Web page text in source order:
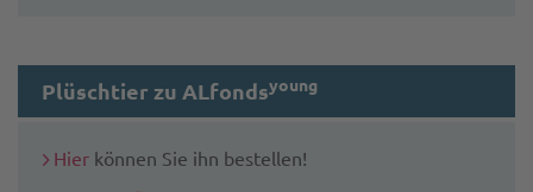
Plüschtier zu ALfondsyoung
Hier können Sie ihn bestellen!